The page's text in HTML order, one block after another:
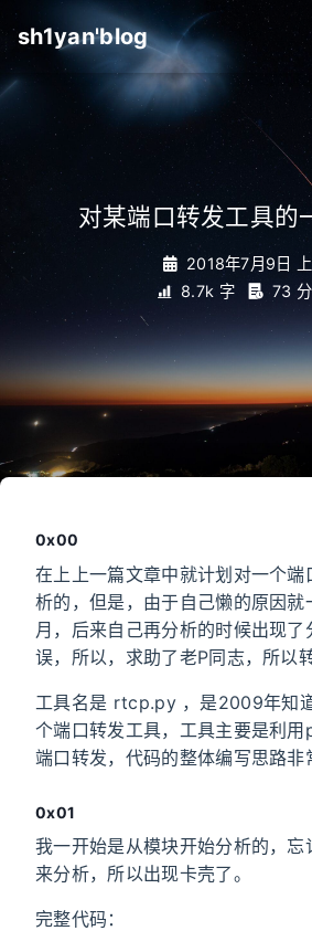
sh1yan'blog
对某端口转发工具的
2018年7月9日
8.7k 字
73
0x00
在上上一篇文章中就计划对一个端
析的，但是，由于自己懒的原因就
月，后来自己再分析的时候出现
误，所以，求助了老P同志，所以
工具名是 rtcp.py ，是2009年知
个端口转发工具，工具主要是利
端口转发，代码的整体编写思路非
0x01
我一开始是从模块开始分析的，忘
来分析，所以出现卡壳了。
完整代码：